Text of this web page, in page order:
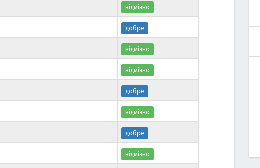
відмінно
добре
відмінно
відмінно
добре
відмінно
добре
відмінно